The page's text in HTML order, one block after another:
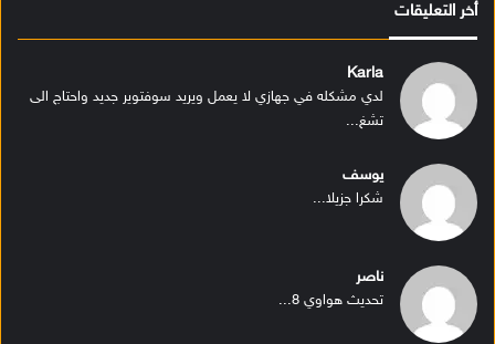
أخر التعليقات
Karla
لدي مشكله في جهازي لا يعمل ويريد سوفتوير جديد واحتاج الى
تشغ...
يوسف
شكرا جزيلا...
ناصر
تحديث هواوي 8...